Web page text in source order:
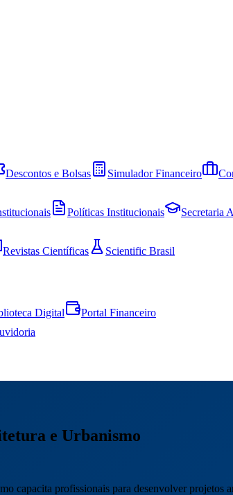
Descontos e Bolsas Simulador Financeiro
Políticas Institucionais Secretaria
Revistas Científicas Scientific Brasil
Digital
Portal Financeiro
e Urbanismo
capacita profissionais para desenvolver